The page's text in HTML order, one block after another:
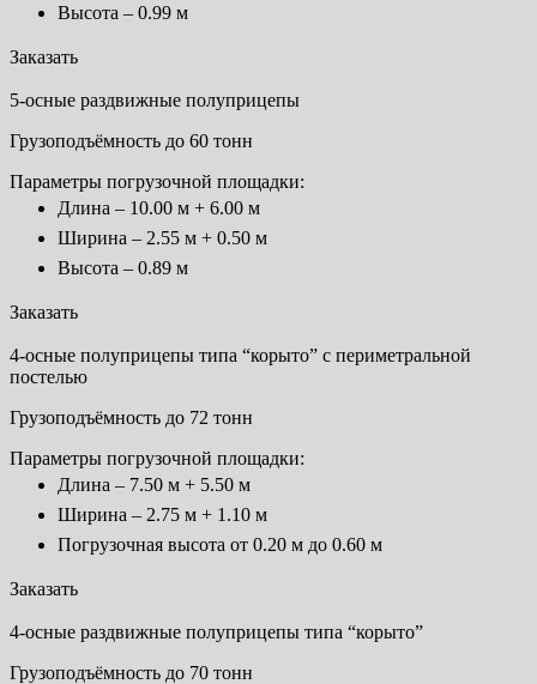
Высота – 0.99 м
Заказать
5-осные раздвижные полуприцепы
Грузоподъёмность до 60 тонн
Параметры погрузочной площадки:
Длина – 10.00 м + 6.00 м
Ширина – 2.55 м + 0.50 м
Высота – 0.89 м
Заказать
4-осные полуприцепы типа “корыто” с периметральной
постелью
Грузоподъёмность до 72 тонн
Параметры погрузочной площадки:
Длина – 7.50 м + 5.50 м
Ширина – 2.75 м + 1.10 м
Погрузочная высота от 0.20 м до 0.60 м
Заказать
4-осные раздвижные полуприцепы типа “корыто”
Грузоподъёмность до 70 тонн